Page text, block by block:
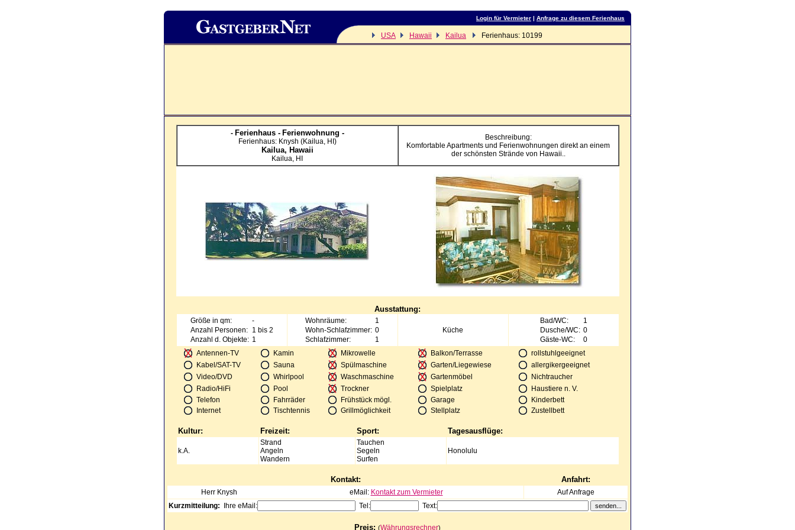
Login für Vermieter | Anfrage zu diesem Ferienhaus
USA Hawaii Kailua Ferienhaus: 10199
- Ferienhaus - Ferienwohnung -
Ferienhaus: Knysh (Kailua, HI)
Kailua, Hawaii
Kailua, HI
Beschreibung:
Komfortable Apartments und Ferienwohnungen direkt an einem
der schönsten Strände von Hawaii..
Ausstattung:
Größe in qm:
-
Anzahl Personen:
1 bis 2
Anzahl d. Objekte: 1
Wohnräume:
1
Wohn-Schlafzimmer: 0
Schlafzimmer:
1
Küche
Bad/WC:
1
Dusche/WC: 0
Gäste-WC:
0
Antennen-TV
Kamin Mikrowelle Balkon/Terrasse
rollstuhlgeeignet
Kabel/SAT-TV
Sauna Spülmaschine Garten/Liegewiese
allergikergeeignet
Video/DVD
Whirlpool Waschmaschine Gartenmöbel
Nichtraucher
Radio/HiFi
Pool Trockner Spielplatz
Haustiere n. V.
Telefon
Fahrräder Frühstück mögl. Garage
Kinderbett
Internet
Tischtennis Grillmöglichkeit Stellplatz Zustellbett
Kultur: Freizeit: Sport: Tagesausflüge:
k.A.
Strand
Angeln
Wandern
Tauchen
Segeln
Surfen
Honolulu
Kontakt: Anfahrt:
Herr Knysh eMail: Kontakt zum Vermieter
Auf Anfrage
Kurzmitteilung: Ihre eMail: Tel: Text:
Preis: (Währungsrechner)